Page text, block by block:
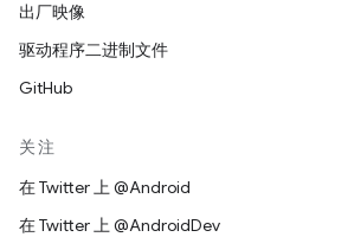
出厂映像
驱动程序二进制文件
GitHub
关注
在 Twitter 上 @Android
在 Twitter 上 @AndroidDev